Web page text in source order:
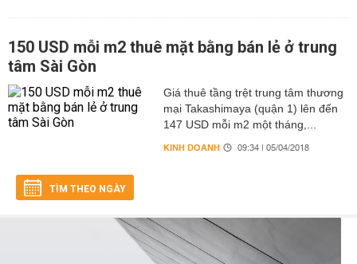
150 USD mỗi m2 thuê mặt bằng bán lẻ ở trung
tâm Sài Gòn
Giá thuê tầng trệt trung tâm thương
mại Takashimaya (quận 1) lên đến
147 USD mỗi m2 một tháng,...
KINH DOANH 09:34 | 05/04/2018
TÌM THEO NGÀY